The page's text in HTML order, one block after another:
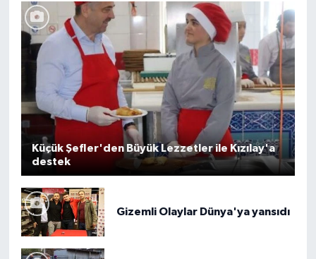
Küçük Şefler'den Büyük Lezzetler ile Kızılay'a
destek
Gizemli Olaylar Dünya'ya yansıdı